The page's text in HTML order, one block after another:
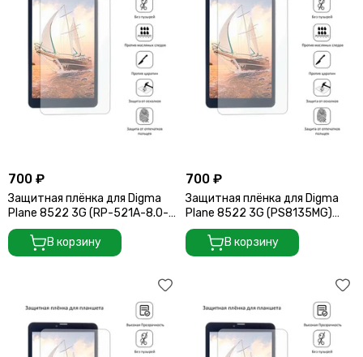
700 ₽
Защитная плёнка для Digma
Plane 8522 3G (RP-521A-8.0-
FPC-A1-V806) (205*120)
В корзину
700 ₽
Защитная плёнка для Digma
Plane 8522 3G (PS8135MG)
(Версия 1)
В корзину